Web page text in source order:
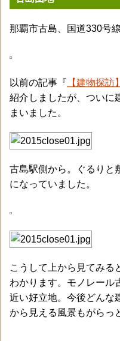
那覇市古島、国道330号
以前の記事『 【建物探訪
紹介しましたが、ついに
まいました。
古島駅側から。ぐるりと
になっていました。
こうして上から見てみる
わかります。モノレール
近い好立地。今後どんな
から見える風景もがらっ